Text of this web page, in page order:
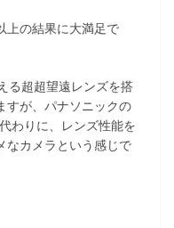
上の結果に大満足で
る超超望遠レンズを搭
すが、パナソニックの
わりに、レンズ性能を
なカメラという感じで